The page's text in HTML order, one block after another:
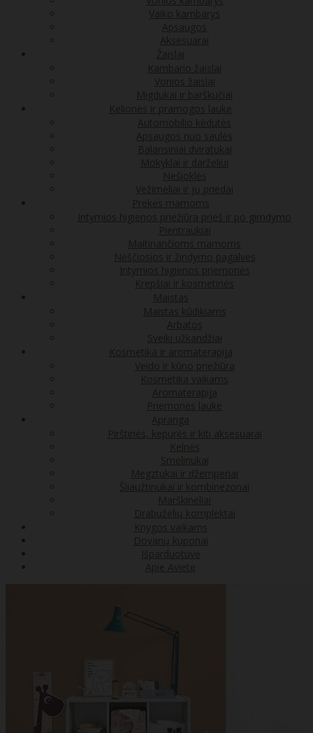
Vaiko kambarys
Apsaugos
Aksesuarai
Žaislai
Kambario žaislai
Vonios žaislai
Migdukai ir barškučiai
Kelionės ir pramogos lauke
Automobilio kėdutės
Apsaugos nuo saulės
Balansiniai dviratukai
Mokyklai ir darželiui
Nešioklės
Vežimėliai ir jų priedai
Prekės mamoms
Intymios higienos priežiūra prieš ir po gimdymo
Pientraukiai
Maitinančioms mamoms
Nėščiosios ir žindymo pagalvės
Intymios higienos priemonės
Krepšiai ir kosmetinės
Maistas
Maistas kūdikiams
Arbatos
Sveiki užkandžiai
Kosmetika ir aromaterapija
Veido ir kūno priežiūra
Kosmetika vaikams
Aromaterapija
Priemonės lauke
Apranga
Pirštinės, kepurės ir kiti aksesuarai
Kelnės
Smėlinukai
Megztukai ir džemperiai
Šliaužtinukai ir kombinezonai
Marškinėliai
Drabužėlių komplektai
Knygos vaikams
Dovanų kuponai
Išparduotuvė
Apie Avietę